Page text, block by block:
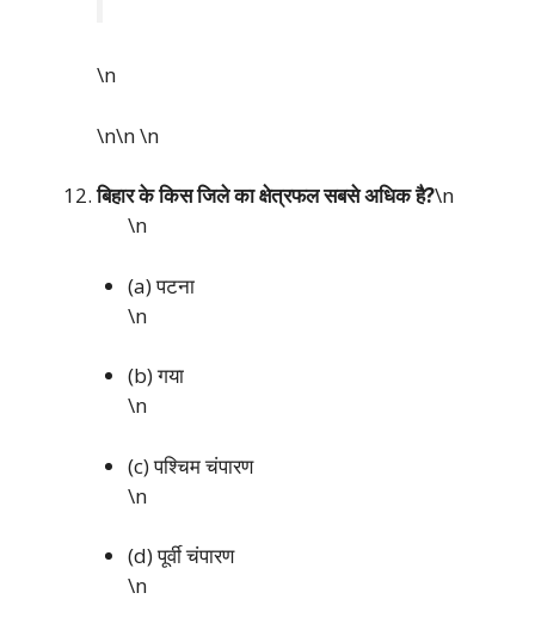
\n
\n\n\n
बिहार के किस जिले का क्षेत्रफल सबसे अधिक है?\n
\n
(a) पटना
\n
(b) गया
\n
(c) पश्चिम चंपारण
\n
(d) पूर्वी चंपारण
\n